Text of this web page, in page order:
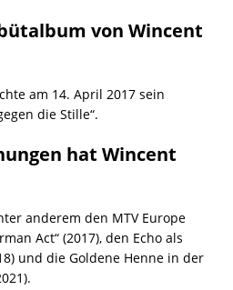
von Wincent
am 14. April 2017 sein
die Stille“.
hat Wincent
anderem den MTV Europe
Act“ (2017), den Echo als
und die Goldene Henne in der